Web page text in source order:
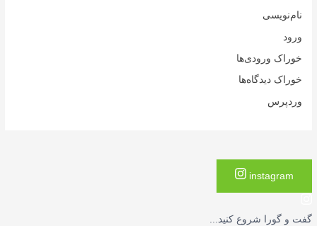
نام‌نویسی
ورود
خوراک ورودی‌ها
خوراک دیدگاه‌ها
وردپرس
instagram
گفت و گورا شروع کنید...